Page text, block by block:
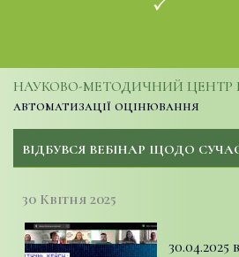
НАУКОВО-МЕТОДИЧНИЙ ЦЕНТР
автоматизації оцінювання
ВІДБУВСЯ ВЕБІНАР ЩОДО
30 Квітня 2025